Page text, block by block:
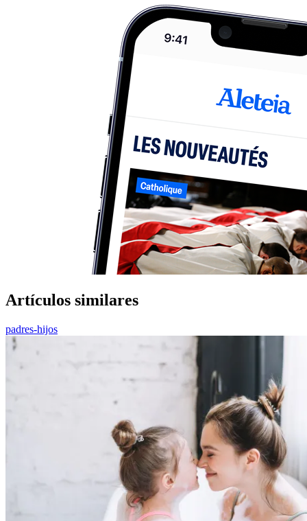
Artículos similares
padres-hijos